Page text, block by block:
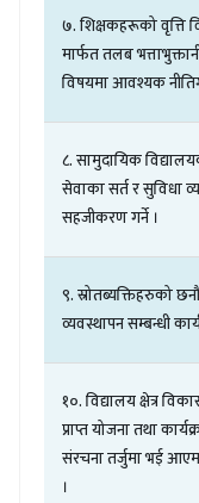
७.शिक्षकहरूकोवृत्ति
मार्फततलब
विषयमाआवश्यक
८.सामुदायिक
सेवाकासर्तरसुविधा
सहजीकरणगर्ने ।
९.स्रोतब्यक्तिहरुको
व्यवस्थापनसम्बन्धी
१०.विद्यालयक्षेत्र
प्राप्तयोजनातथा
संरचनातर्जुमाभई
।